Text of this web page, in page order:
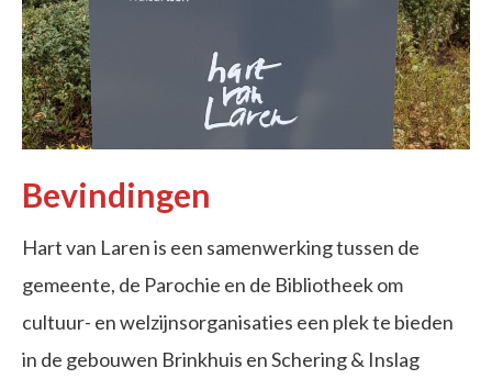
Bevindingen
Hart van Laren is een samenwerking tussen de
gemeente, de Parochie en de Bibliotheek om
cultuur- en welzijnsorganisaties een plek te bieden
in de gebouwen Brinkhuis en Schering & Inslag